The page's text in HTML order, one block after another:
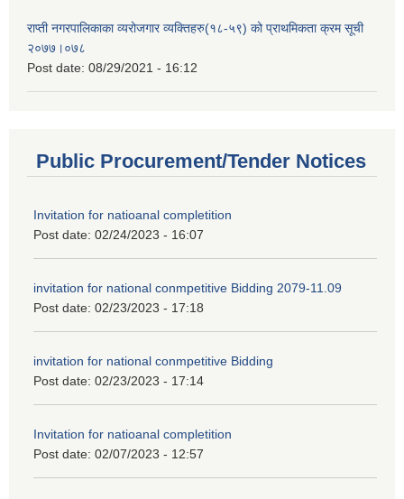
राप्ती नगरपालिकाका व्यरोजगार व्यक्तिहरु(१८-५९) को प्राथमिकता क्रम सूची
२०७७।०७८
Post date: 08/29/2021 - 16:12
Public Procurement/Tender Notices
Invitation for natioanal completition
Post date: 02/24/2023 - 16:07
invitation for national conmpetitive Bidding 2079-11.09
Post date: 02/23/2023 - 17:18
invitation for national conmpetitive Bidding
Post date: 02/23/2023 - 17:14
Invitation for natioanal completition
Post date: 02/07/2023 - 12:57